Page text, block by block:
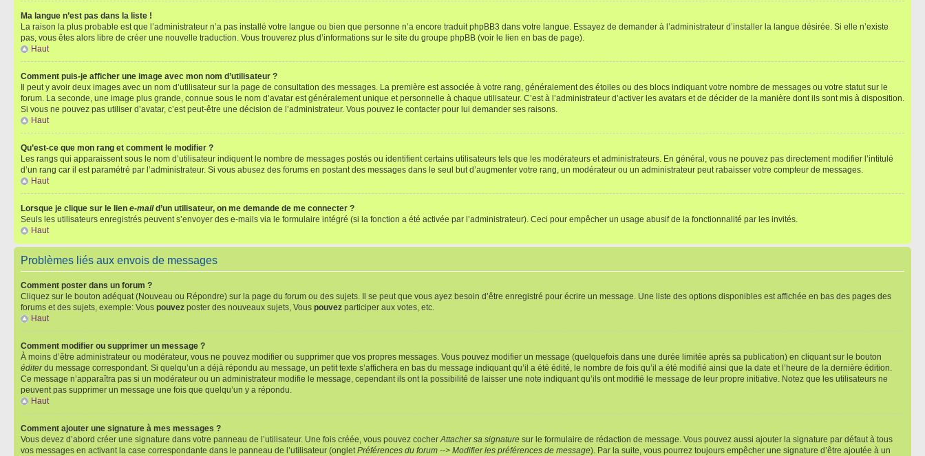
Ma langue n’est pas dans la liste !
La raison la plus probable est que l’administrateur n’a pas installé votre langue ou bien que personne n’a encore traduit phpBB3 dans votre langue. Essayez de demander à l’administrateur d’installer la langue désirée. Si elle n’existe
pas, vous êtes alors libre de créer une nouvelle traduction. Vous trouverez plus d’informations sur le site du groupe phpBB (voir le lien en bas de page).
Haut
Comment puis-je afficher une image avec mon nom d’utilisateur ?
Il peut y avoir deux images avec un nom d’utilisateur sur la page de consultation des messages. La première est associée à votre rang, généralement des étoiles ou des blocs indiquant votre nombre de messages ou votre statut sur le
forum. La seconde, une image plus grande, connue sous le nom d’avatar est généralement unique et personnelle à chaque utilisateur. C’est à l’administrateur d’activer les avatars et de décider de la manière dont ils sont mis à disposition.
Si vous ne pouvez pas utiliser d’avatar, c’est peut-être une décision de l’administrateur. Vous pouvez le contacter pour lui demander ses raisons.
Haut
Qu’est-ce que mon rang et comment le modifier ?
Les rangs qui apparaissent sous le nom d’utilisateur indiquent le nombre de messages postés ou identifient certains utilisateurs tels que les modérateurs et administrateurs. En général, vous ne pouvez pas directement modifier l’intitulé
d’un rang car il est paramétré par l’administrateur. Si vous abusez des forums en postant des messages dans le seul but d’augmenter votre rang, un modérateur ou un administrateur peut rabaisser votre compteur de messages.
Haut
Lorsque je clique sur le lien e-maild’un utilisateur, on me demande de me connecter ?
Seuls les utilisateurs enregistrés peuvent s’envoyer des e-mails via le formulaire intégré (si la fonction a été activée par l’administrateur). Ceci pour empêcher un usage abusif de la fonctionnalité par les invités.
Haut
Problèmes liés aux envois de messages
Comment poster dans un forum ?
Cliquez sur le bouton adéquat (Nouveau ou Répondre) sur la page du forum ou des sujets. Il se peut que vous ayez besoin d’être enregistré pour écrire un message. Une liste des options disponibles est affichée en bas des pages des
forums et des sujets, exemple: Vous pouvez poster des nouveaux sujets, Vous pouvez participer aux votes, etc.
Haut
Comment modifier ou supprimer un message ?
À moins d’être administrateur ou modérateur, vous ne pouvez modifier ou supprimer que vos propres messages. Vous pouvez modifier un message (quelquefois dans une durée limitée après sa publication) en cliquant sur le bouton
éditerdu message correspondant. Si quelqu’un a déjà répondu au message, un petit texte s’affichera en bas du message indiquant qu’il a été édité, le nombre de fois qu’il a été modifié ainsi que la date et l’heure de la dernière édition.
Ce message n’apparaîtra pas si un modérateur ou un administrateur modifie le message, cependant ils ont la possibilité de laisser une note indiquant qu’ils ont modifié le message de leur propre initiative. Notez que les utilisateurs ne
peuvent pas supprimer un message une fois que quelqu’un y a répondu.
Haut
Comment ajouter une signature à mes messages ?
Vous devez d’abord créer une signature dans votre panneau de l’utilisateur. Une fois créée, vous pouvez cocherAttacher sa signature sur le formulaire de rédaction de message. Vous pouvez aussi ajouter la signature par défaut à tous
vos messages en activant la case correspondante dans le panneau de l’utilisateur (ongletPréférences du forum --> Modifier les préférences de message). Par la suite, vous pourrez toujours empêcher une signature d’être ajoutée à un